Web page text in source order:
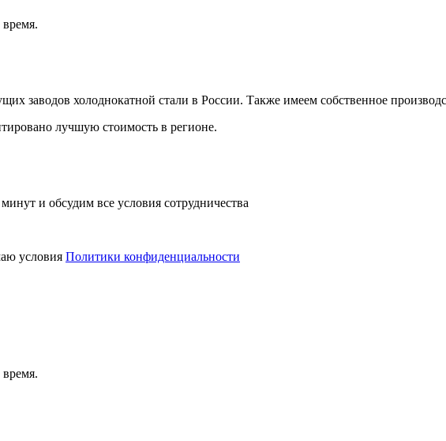
заводов холоднокатной стали в России. Также имеем собственное
лучшую стоимость в регионе.
и обсудим все условия сотрудничества
условия Политики конфиденциальности